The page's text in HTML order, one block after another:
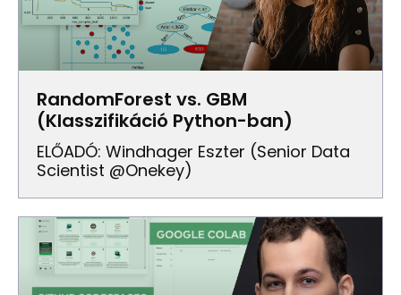
RandomForest vs. GBM
(Klasszifikáció Python-ban)
ELŐADÓ: Windhager Eszter (Senior Data
Scientist @Onekey)